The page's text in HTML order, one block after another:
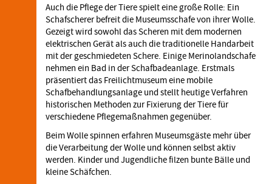
Auch die Pflege der Tiere spielt eine große Rolle: Ein
Schafscherer befreit die Museumsschafe von ihrer Wolle.
Gezeigt wird sowohl das Scheren mit dem modernen
elektrischen Gerät als auch die traditionelle Handarbeit
mit der geschmiedeten Schere. Einige Merinolandschafe
nehmen ein Bad in der Schafbadeanlage. Erstmals
präsentiert das Freilichtmuseum eine mobile
Schafbehandlungsanlage und stellt heutige Verfahren
historischen Methoden zur Fixierung der Tiere für
verschiedene Pflegemaßnahmen gegenüber.
Beim Wolle spinnen erfahren Museumsgäste mehr über
die Verarbeitung der Wolle und können selbst aktiv
werden. Kinder und Jugendliche filzen bunte Bälle und
kleine Schäfchen.